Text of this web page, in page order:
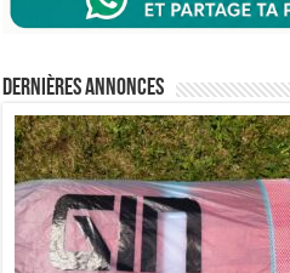
Dernières annonces